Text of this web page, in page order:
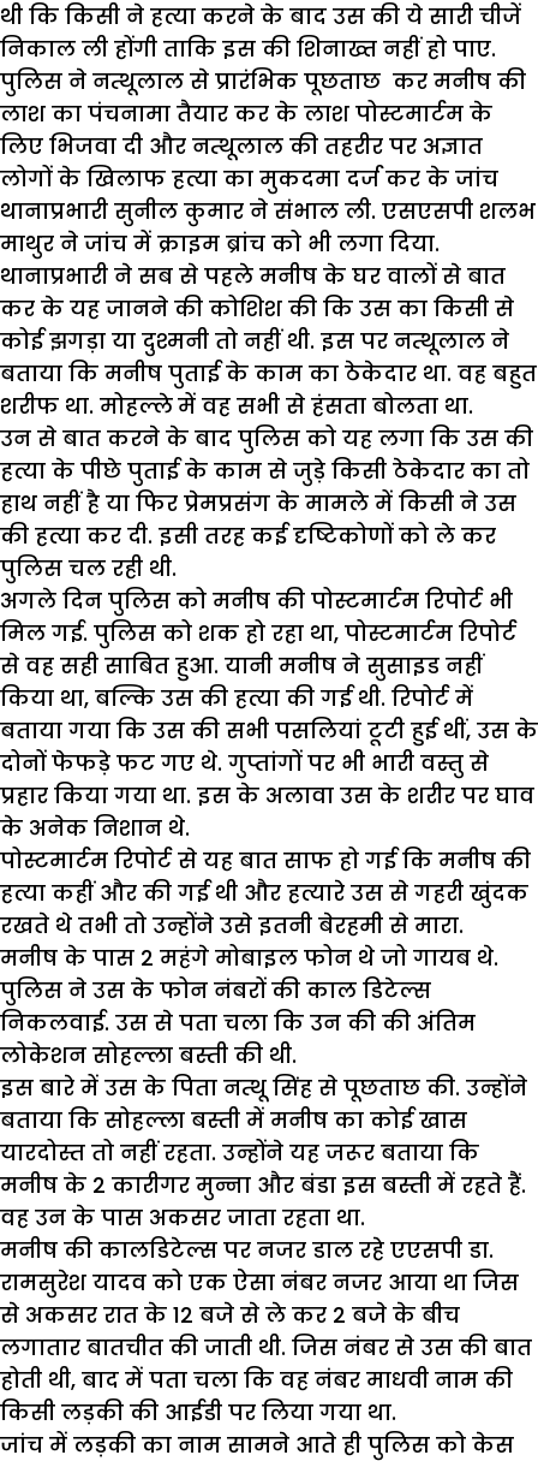
थी कि किसी ने हत्या करने के बाद उस की ये सारी चीजें
निकाल ली होंगी ताकि इस की शिनाख्त नहीं हो पाए.
पुलिस ने नत्थूलाल से प्रारंभिक पूछताछ कर मनीष की
लाश का पंचनामा तैयार कर के लाश पोस्टमार्टम के
लिए भिजवा दी और नत्थूलाल की तहरीर पर अज्ञात
लोगों के खिलाफ हत्या का मुकदमा दर्ज कर के जांच
थानाप्रभारी सुनील कुमार ने संभाल ली. एसएसपी शलभ
माथुर ने जांच में क्राइम ब्रांच को भी लगा दिया.
थानाप्रभारी ने सब से पहले मनीष के घर वालों से बात
कर के यह जानने की कोशिश की कि उस का किसी से
कोई झगड़ा या दुश्मनी तो नहीं थी. इस पर नत्थूलाल ने
बताया कि मनीष पुताई के काम का ठेकेदार था. वह बहुत
शरीफ था. मोहल्ले में वह सभी से हंसता बोलता था.
उन से बात करने के बाद पुलिस को यह लगा कि उस की
हत्या के पीछे पुताई के काम से जुड़े किसी ठेकेदार का तो
हाथ नहीं है या फिर प्रेमप्रसंग के मामले में किसी ने उस
की हत्या कर दी. इसी तरह कई दृष्टिकोणों को ले कर
पुलिस चल रही थी.
अगले दिन पुलिस को मनीष की पोस्टमार्टम रिपोर्ट भी
मिल गई. पुलिस को शक हो रहा था, पोस्टमार्टम रिपोर्ट
से वह सही साबित हुआ. यानी मनीष ने सुसाइड नहीं
किया था, बल्कि उस की हत्या की गई थी. रिपोर्ट में
बताया गया कि उस की सभी पसलियां टूटी हुई थीं, उस के
दोनों फेफड़े फट गए थे. गुप्तांगों पर भी भारी वस्तु से
प्रहार किया गया था. इस के अलावा उस के शरीर पर घाव
के अनेक निशान थे.
पोस्टमार्टम रिपोर्ट से यह बात साफ हो गई कि मनीष की
हत्या कहीं और की गई थी और हत्यारे उस से गहरी खुंदक
रखते थे तभी तो उन्होंने उसे इतनी बेरहमी से मारा.
मनीष के पास 2 महंगे मोबाइल फोन थे जो गायब थे.
पुलिस ने उस के फोन नंबरों की काल डिटेल्स
निकलवाई. उस से पता चला कि उन की की अंतिम
लोकेशन सोहल्ला बस्ती की थी.
इस बारे में उस के पिता नत्थू सिंह से पूछताछ की. उन्होंने
बताया कि सोहल्ला बस्ती में मनीष का कोई खास
यारदोस्त तो नहीं रहता. उन्होंने यह जरूर बताया कि
मनीष के 2 कारीगर मुन्ना और बंडा इस बस्ती में रहते हैं.
वह उन के पास अकसर जाता रहता था.
मनीष की कालडिटेल्स पर नजर डाल रहे एएसपी डा.
रामसुरेश यादव को एक ऐसा नंबर नजर आया था जिस
से अकसर रात के 12 बजे से ले कर 2 बजे के बीच
लगातार बातचीत की जाती थी. जिस नंबर से उस की बात
होती थी, बाद में पता चला कि वह नंबर माधवी नाम की
किसी लड़की की आईडी पर लिया गया था.
जांच में लड़की का नाम सामने आते ही पुलिस को केस